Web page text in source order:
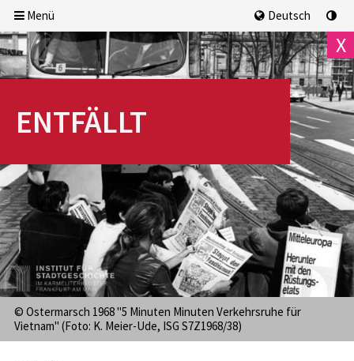
ENTFÄLLT
© Ostermarsch 1968 "5 Minuten Minuten Verkehrsruhe für
Vietnam" (Foto: K. Meier-Ude, ISG S7Z1968/38)
X
Menü Deutsch
We, 5.8.2026
18:00 Uhr
AUSGEBUCHT